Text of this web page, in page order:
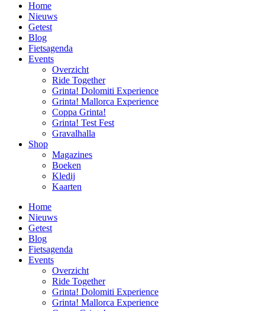
Home
Nieuws
Getest
Blog
Fietsagenda
Events
Overzicht
Ride Together
Grinta! Dolomiti Experience
Grinta! Mallorca Experience
Coppa Grinta!
Grinta! Test Fest
Gravalhalla
Shop
Magazines
Boeken
Kledij
Kaarten
Home
Nieuws
Getest
Blog
Fietsagenda
Events
Overzicht
Ride Together
Grinta! Dolomiti Experience
Grinta! Mallorca Experience